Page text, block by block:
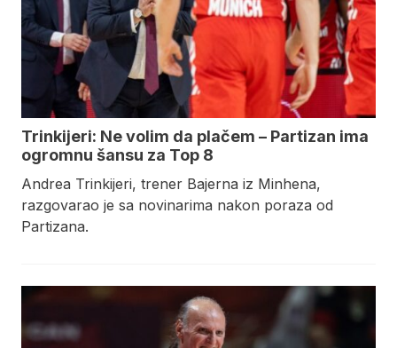
Trinkijeri: Ne volim da plačem – Partizan ima
ogromnu šansu za Top 8
Andrea Trinkijeri, trener Bajerna iz Minhena,
razgovarao je sa novinarima nakon poraza od
Partizana.